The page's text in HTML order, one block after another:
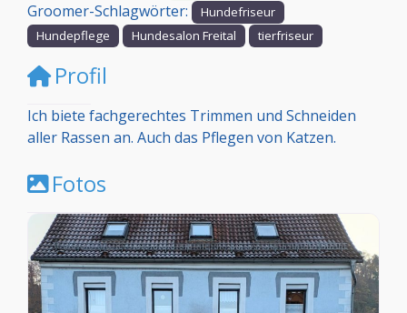
Groomer-Schlagwörter:
Hundefriseur
Hundepflege
Hundesalon Freital tierfriseur
Profil
Ich biete fachgerechtes Trimmen und Schneiden
aller Rassen an. Auch das Pflegen von Katzen.
Fotos